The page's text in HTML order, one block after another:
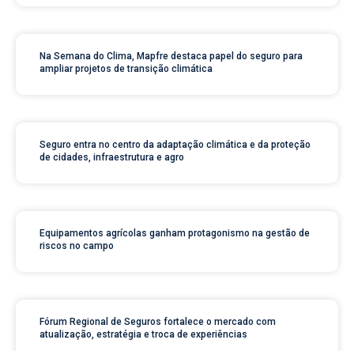
Na Semana do Clima, Mapfre destaca papel do seguro para
ampliar projetos de transição climática
Seguro entra no centro da adaptação climática e da proteção
de cidades, infraestrutura e agro
Equipamentos agrícolas ganham protagonismo na gestão de
riscos no campo
Fórum Regional de Seguros fortalece o mercado com
atualização, estratégia e troca de experiências